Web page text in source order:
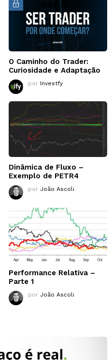
O Caminho do Trader:
Curiosidade e Adaptação
por Investfy
Dinâmica de Fluxo –
Exemplo de PETR4
por João Ascoli
Performance Relativa –
Parte 1
por João Ascoli